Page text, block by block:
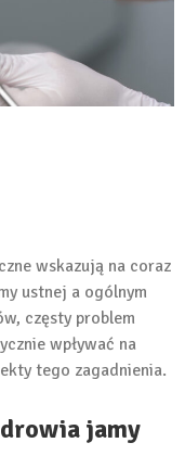
wskazują na coraz
ustnej a ogólnym
częsty problem
wpływać na
tego zagadnienia.
jamy